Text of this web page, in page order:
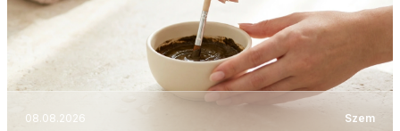
08.08.2026 Szem